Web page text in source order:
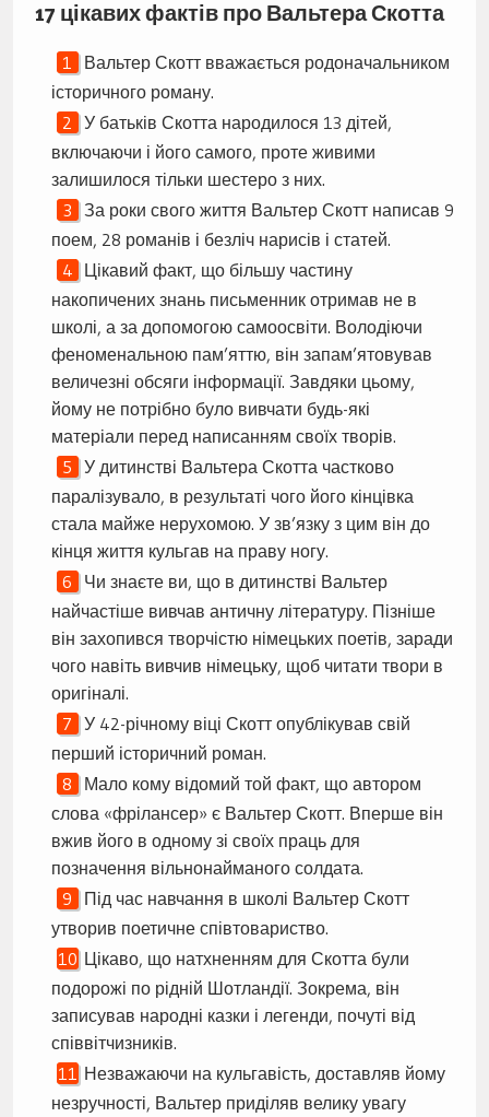
17 цікавих фактів про Вальтера Скотта
Вальтер Скотт вважається родоначальником
історичного роману.
У батьків Скотта народилося 13 дітей,
включаючи і його самого, проте живими
залишилося тільки шестеро з них.
За роки свого життя Вальтер Скотт написав 9
поем, 28 романів і безліч нарисів і статей.
Цікавий факт, що більшу частину
накопичених знань письменник отримав не в
школі, а за допомогою самоосвіти. Володіючи
феноменальною пам’яттю, він запам’ятовував
величезні обсяги інформації. Завдяки цьому,
йому не потрібно було вивчати будь-які
матеріали перед написанням своїх творів.
У дитинстві Вальтера Скотта частково
паралізувало, в результаті чого його кінцівка
стала майже нерухомою. У зв’язку з цим він до
кінця життя кульгав на праву ногу.
Чи знаєте ви, що в дитинстві Вальтер
найчастіше вивчав античну літературу. Пізніше
він захопився творчістю німецьких поетів, заради
чого навіть вивчив німецьку, щоб читати твори в
оригіналі.
У 42-річному віці Скотт опублікував свій
перший історичний роман.
Мало кому відомий той факт, що автором
слова «фрілансер» є Вальтер Скотт. Вперше він
вжив його в одному зі своїх праць для
позначення вільнонайманого солдата.
Під час навчання в школі Вальтер Скотт
утворив поетичне співтовариство.
Цікаво, що натхненням для Скотта були
подорожі по рідній Шотландії. Зокрема, він
записував народні казки і легенди, почуті від
співвітчизників.
Незважаючи на кульгавість, доставляв йому
незручності, Вальтер приділяв велику увагу